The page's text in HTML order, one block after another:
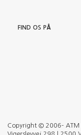
FIND OS PÅ
Copyright © 2006– ATM